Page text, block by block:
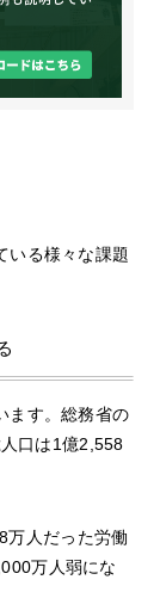
いる様々な課題
ます。総務省の
口は1億2,558
万人だった労働
万人弱にな